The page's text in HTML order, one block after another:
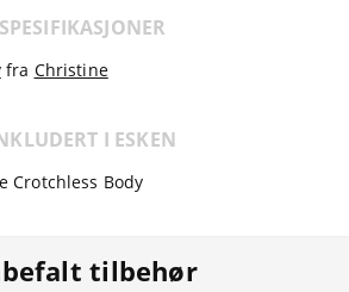
SPESIFIKASJONER
fra Christine
I ESKEN
Crotchless Body
tilbehør